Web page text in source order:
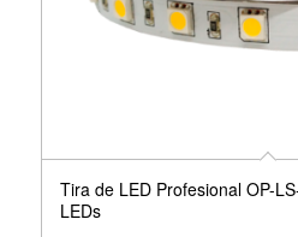
Tira de LED Profesional OP-
LEDs